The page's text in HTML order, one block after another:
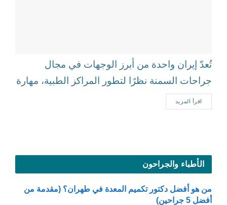
تُعدّ إيران واحدة من أبرز الوجهات في مجال
جراحات السمنة نظرًا لتطور المراكز الطبية، مهارة
الجرّاحين، وتكاليف العلاج المناسبة مقارنة...
اقرأ المزيد
الأطباء والجراحون
من هو أفضل دكتور تكميم المعدة في طهران؟ (مقدمة من
أفضل 5 جراحين)